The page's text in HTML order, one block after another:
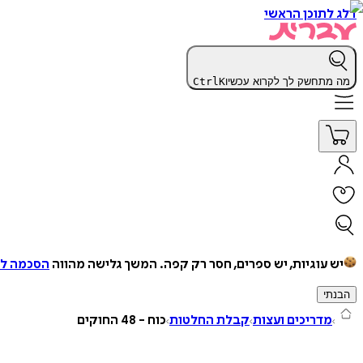
דלג לתוכן הראשי
מה מתחשק לך לקרוא עכשיו CtrlK
יש עוגיות, יש ספרים, חסר רק קפה. המשך גלישה מהווה הסכמה
הבנתי
מדריכים ועצות קבלת החלטות כוח - 48 החוקים